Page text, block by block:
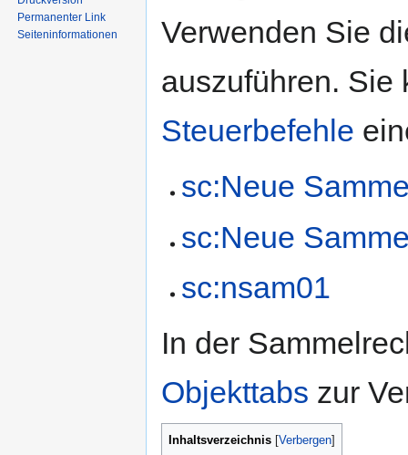
Verwenden Sie
auszuführen. Sie
Steuerbefehle
sc:Neue
sc:Neue
sc:nsam01
In der
Objekttabs zur
Inhaltsverzeichnis
Permanenter Link
Seiten­­informationen